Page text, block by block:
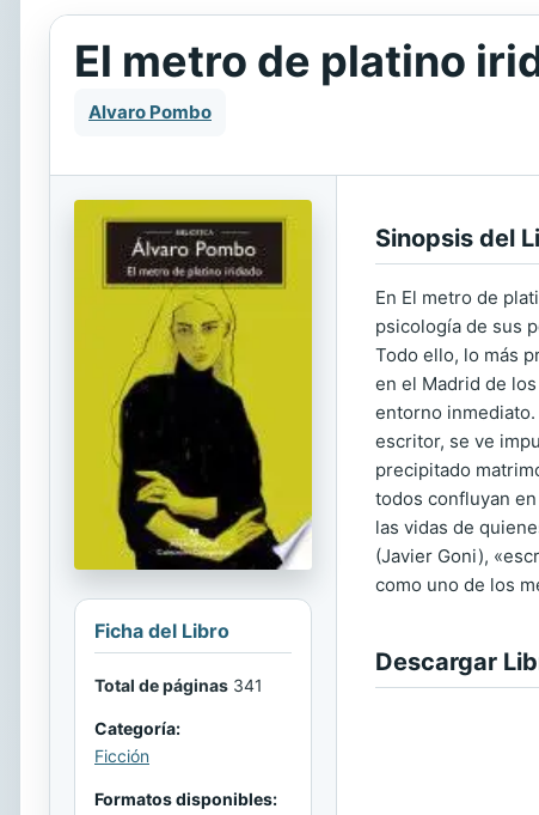
El metro de platino
Alvaro Pombo
Ficha del Libro
Total de páginas 341
Categoría:
Ficción
Formatos disponibles:
Sinopsis del
En El metro de
psicología de sus
Todo ello, lo más
en el Madrid de
entorno
escritor, se ve
precipitado
todos confluyan
las vidas de
(Javier Goni),
como uno de los
Descargar